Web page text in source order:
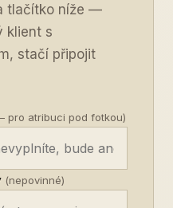
tlačítko níže —
klient s
stačí připojit
pro atribuci pod fotkou)
(nepovinné)